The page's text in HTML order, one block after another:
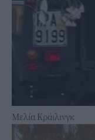
Μελία Κράιλινγκ